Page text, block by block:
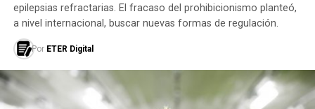
epilepsias refractarias. El fracaso del prohibicionismo planteó,
a nivel internacional, buscar nuevas formas de regulación.
Por ETER Digital